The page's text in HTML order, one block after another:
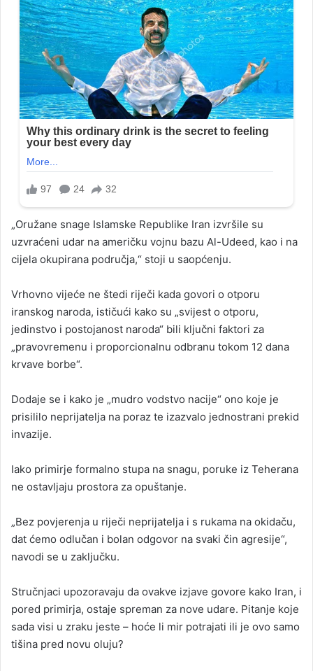
„Oružane snage Islamske Republike Iran izvršile su
uzvraćeni udar na američku vojnu bazu Al-Udeed, kao i na
cijela okupirana područja,“ stoji u saopćenju.
Vrhovno vijeće ne štedi riječi kada govori o otporu
iranskog naroda, ističući kako su „svijest o otporu,
jedinstvo i postojanost naroda“ bili ključni faktori za
„pravovremenu i proporcionalnu odbranu tokom 12 dana
krvave borbe“.
Dodaje se i kako je „mudro vodstvo nacije“ ono koje je
prisililo neprijatelja na poraz te izazvalo jednostrani prekid
invazije.
Iako primirje formalno stupa na snagu, poruke iz Teherana
ne ostavljaju prostora za opuštanje.
„Bez povjerenja u riječi neprijatelja i s rukama na okidaču,
dat ćemo odlučan i bolan odgovor na svaki čin agresije“,
navodi se u zaključku.
Stručnjaci upozoravaju da ovakve izjave govore kako Iran, i
pored primirja, ostaje spreman za nove udare. Pitanje koje
sada visi u zraku jeste – hoće li mir potrajati ili je ovo samo
tišina pred novu oluju?